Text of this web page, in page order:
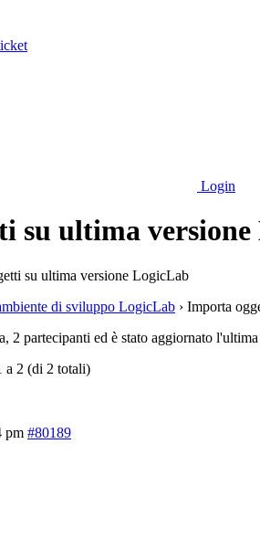
Login
su ultima
su ultima versione LogicLab
di sviluppo LogicLab › Importa
2 partecipanti ed è stato aggiornato
a 2 (di 2 totali)
pm #80189